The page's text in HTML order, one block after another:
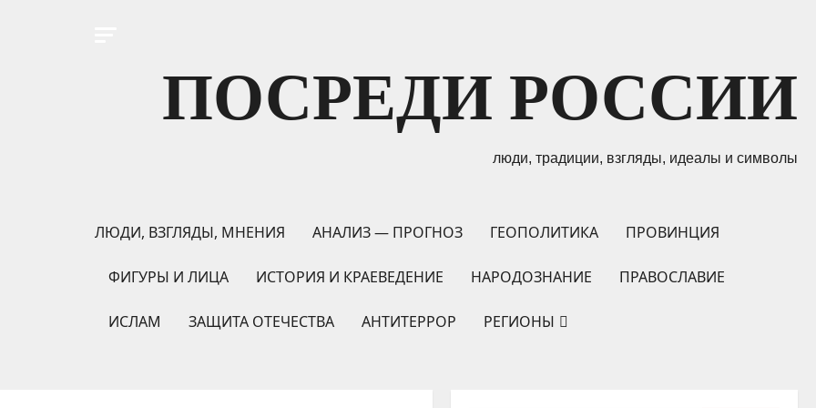
ПОСРЕДИ РОССИИ
люди, традиции, взгляды, идеалы и символы
ЛЮДИ, ВЗГЛЯДЫ, МНЕНИЯ АНАЛИЗ — ПРОГНОЗ ГЕОПОЛИТИКА ПРОВИНЦИЯ
ФИГУРЫ И ЛИЦА ИСТОРИЯ И КРАЕВЕДЕНИЕ НАРОДОЗНАНИЕ ПРАВОСЛАВИЕ
ИСЛАМ ЗАЩИТА ОТЕЧЕСТВА АНТИТЕРРОР РЕГИОНЫ